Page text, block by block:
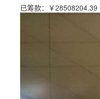
已筹款： ￥28508204.39